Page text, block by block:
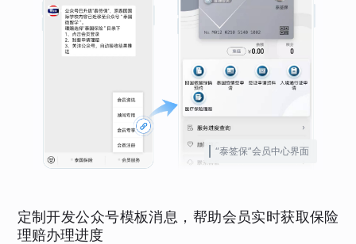
“泰签保”会员中心界面
定制开发公众号模板消息，帮助会员实时获取保险
理赔办理进度